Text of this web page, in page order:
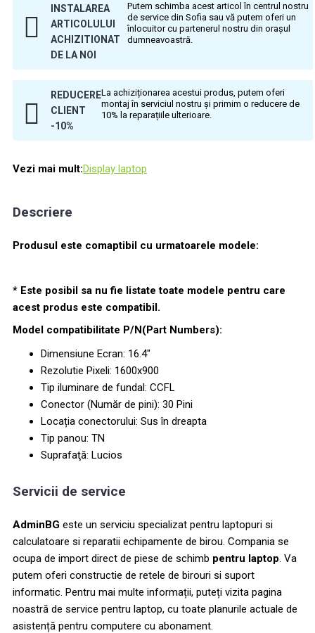
INSTALAREA
ARTICOLULUI
ACHIZITIONAT
DE LA NOI
Putem schimba acest articol în centrul nostru
de service din Sofia sau vă putem oferi un
înlocuitor cu partenerul nostru din orașul
dumneavoastră.
REDUCERE
CLIENT
-10%
La achiziționarea acestui produs, putem oferi
montaj în serviciul nostru și primim o reducere de
10% la reparațiile ulterioare.
Vezi mai mult:Display laptop
Descriere
Produsul este comaptibil cu urmatoarele modele:
* Este posibil sa nu fie listate toate modele pentru care
acest produs este compatibil.
Model compatibilitate P/N(Part Numbers):
Dimensiune Ecran: 16.4"
Rezolutie Pixeli: 1600x900
Tip iluminare de fundal: CCFL
Conector (Număr de pini): 30 Pini
Locația conectorului: Sus în dreapta
Tip panou: TN
Suprafaţă: Lucios
Servicii de service
AdminBG este un serviciu specializat pentru laptopuri si
calculatoare si reparatii echipamente de birou. Compania se
ocupa de import direct de piese de schimb pentru laptop. Va
putem oferi constructie de retele de birouri si suport
informatic. Pentru mai multe informații, puteți vizita pagina
noastră de service pentru laptop, cu toate planurile actuale de
asistență pentru computere cu abonament.